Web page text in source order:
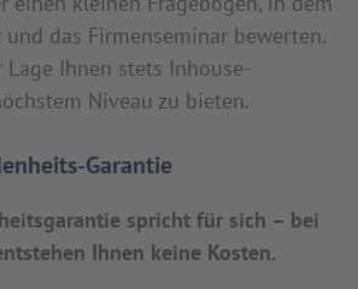
und das Firmenseminar bewerten.
Ihnen stets Inhouse-
Niveau zu bieten.
Garantie
spricht für sich – bei
Ihnen keine Kosten.